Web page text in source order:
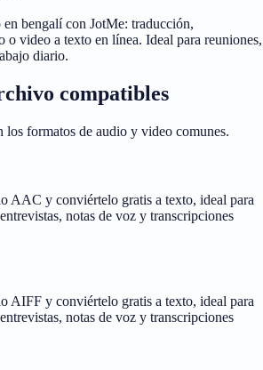
en bengalí con JotMe: traducción,
o video a texto en línea. Ideal para reuniones,
diario.
compatibles
los formatos de audio y video comunes.
AAC y conviértelo gratis a texto, ideal para
notas de voz y transcripciones
AIFF y conviértelo gratis a texto, ideal para
notas de voz y transcripciones